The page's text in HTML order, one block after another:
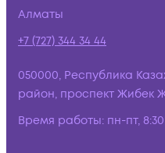
Алматы
+7 (727) 344 34 44
050000, Республика
район, проспект Жибек
Время работы: пн-пт,